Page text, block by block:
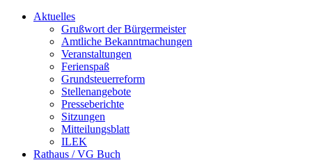
Aktuelles
Grußwort der Bürgermeister
Amtliche Bekanntmachungen
Veranstaltungen
Ferienspaß
Grundsteuerreform
Stellenangebote
Presseberichte
Sitzungen
Mitteilungsblatt
ILEK
Rathaus / VG Buch